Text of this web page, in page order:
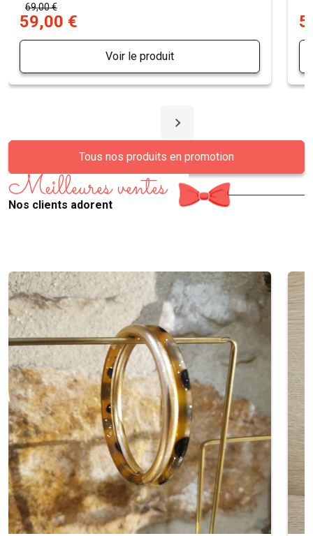
69,00 €
59,00 €
Voir le produit
Tous nos produits en promotion
Meilleures ventes
Nos clients adorent